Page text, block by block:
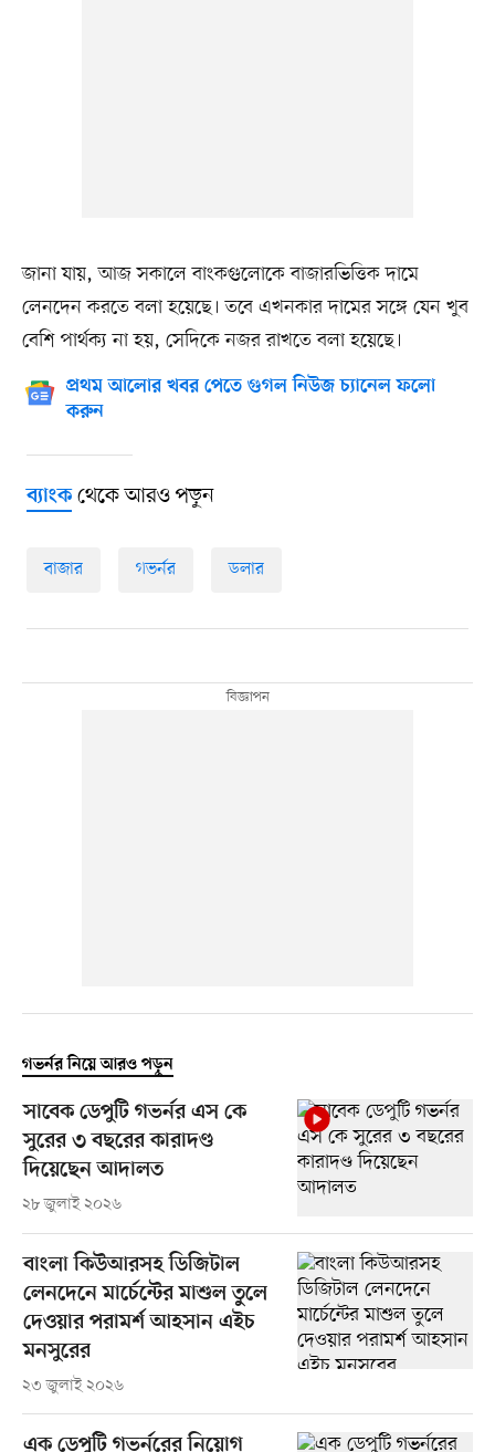
জানা যায়, আজ সকালে বাংকগুলোকে বাজারভিত্তিক দামে
লেনদেন করতে বলা হয়েছে। তবে এখনকার দামের সঙ্গে যেন খুব
বেশি পার্থক্য না হয়, সেদিকে নজর রাখতে বলা হয়েছে।
প্রথম আলোর খবর পেতে গুগল নিউজ চ্যানেল ফলো
করুন
ব্যাংকথেকে আরও পড়ুন
বাজার গভর্নর ডলার
গভর্নর নিয়ে আরও পড়ুন
সাবেক ডেপুটি গভর্নর এস কে
সুরের ৩ বছরের কারাদণ্ড
দিয়েছেন আদালত
২৮ জুলাই ২০২৬
বাংলা কিউআরসহ ডিজিটাল
লেনদেনে মার্চেন্টের মাশুল তুলে
দেওয়ার পরামর্শ আহসান এইচ
মনসুরের
২৩ জুলাই ২০২৬
এক ডেপুটি গভর্নরের নিয়োগ